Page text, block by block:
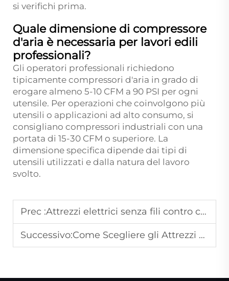
si verifichi prima.
Quale dimensione di compressore
d'aria è necessaria per lavori edili
professionali?
Gli operatori professionali richiedono
tipicamente compressori d'aria in grado di
erogare almeno 5-10 CFM a 90 PSI per ogni
utensile. Per operazioni che coinvolgono più
utensili o applicazioni ad alto consumo, si
consigliano compressori industriali con una
portata di 15-30 CFM o superiore. La
dimensione specifica dipende dai tipi di
utensili utilizzati e dalla natura del lavoro
svolto.
Prec :Attrezzi elettrici senza fili contro con cavo: quale scegliere?
Successivo:Come Scegliere gli Attrezzi Pneumatici Giusti per Progetti Fai da Te